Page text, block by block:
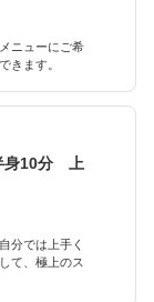
ニューにご希
きます。
身10分 上
分では上手く
て、極上のス